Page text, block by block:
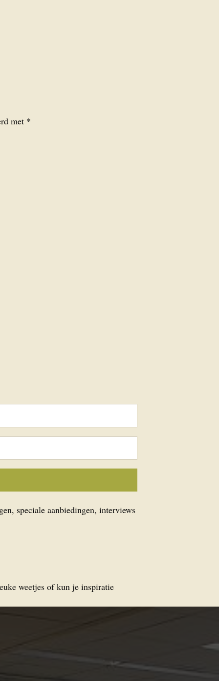
met *
speciale aanbiedingen, interviews
weetjes of kun je inspiratie